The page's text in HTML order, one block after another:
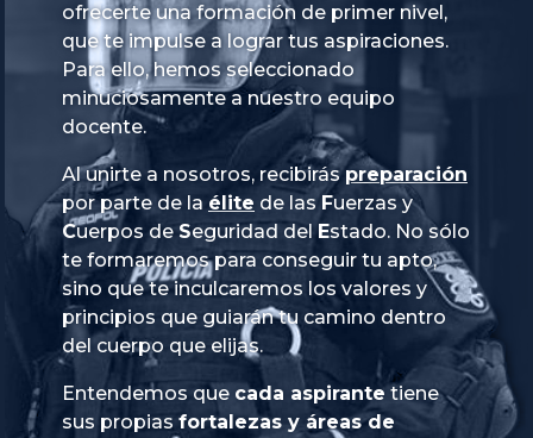
ofrecerte una formación de primer nivel,
que te impulse a lograr tus aspiraciones.
Para ello, hemos seleccionado
minuciosamente a nuestro equipo
docente.
Al unirte a nosotros, recibiráspreparación
por parte de la élite de las Fuerzas y
Cuerpos de Seguridad del Estado. No sólo
te formaremos para conseguir tu apto,
sino que te inculcaremos los valores y
principios que guiarán tu camino dentro
del cuerpo que elijas.
Entendemos que cada aspirante tiene
sus propias fortalezas y áreas de